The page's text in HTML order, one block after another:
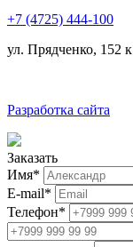
+7 (4725) 444-100
ул. Прядченко, 152
Разработка сайта
Заказать
Имя*
E-mail*
Телефон*